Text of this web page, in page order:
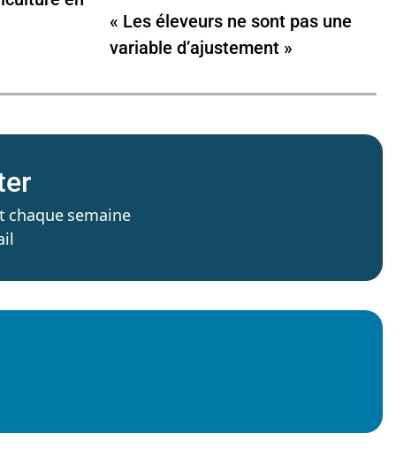
« Les éleveurs ne sont pas une
variable d’ajustement »
chaque semaine